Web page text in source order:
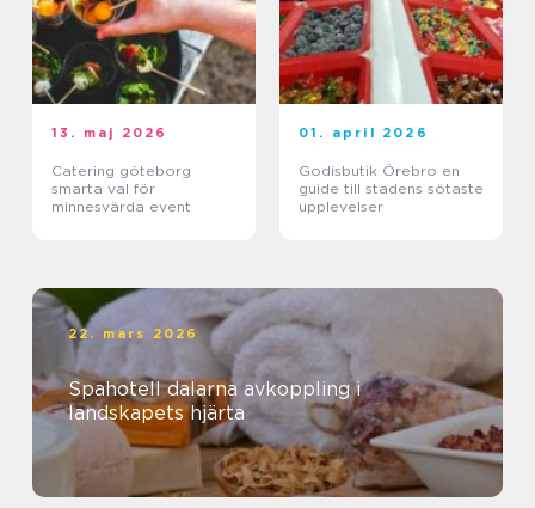
13. maj 2026
Catering göteborg
smarta val för
minnesvärda event
01. april 2026
Godisbutik Örebro en
guide till stadens sötaste
upplevelser
22. mars 2026
Spahotell dalarna avkoppling i
landskapets hjärta